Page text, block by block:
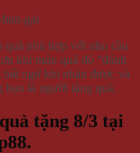
quà phù hợp với nhu cầu
khi món quà đó “đánh
ngờ khi nhận được và
bạn là người tặng quà.
tặng 8/3 tại